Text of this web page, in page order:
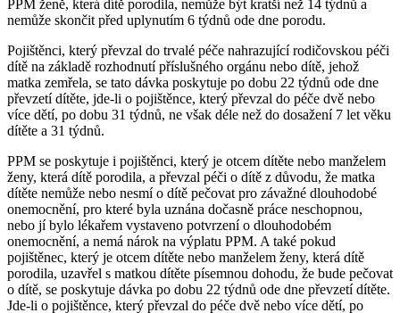
PPM ženě, která dítě porodila, nemůže být kratší než 14 týdnů a
nemůže skončit před uplynutím 6 týdnů ode dne porodu.
Pojištěnci, který převzal do trvalé péče nahrazující rodičovskou péči
dítě na základě rozhodnutí příslušného orgánu nebo dítě, jehož
matka zemřela, se tato dávka poskytuje po dobu 22 týdnů ode dne
převzetí dítěte, jde-li o pojištěnce, který převzal do péče dvě nebo
více dětí, po dobu 31 týdnů, ne však déle než do dosažení 7 let věku
dítěte a 31 týdnů.
PPM se poskytuje i pojištěnci, který je otcem dítěte nebo manželem
ženy, která dítě porodila, a převzal péči o dítě z důvodu, že matka
dítěte nemůže nebo nesmí o dítě pečovat pro závažné dlouhodobé
onemocnění, pro které byla uznána dočasně práce neschopnou,
nebo jí bylo lékařem vystaveno potvrzení o dlouhodobém
onemocnění, a nemá nárok na výplatu PPM. A také pokud
pojištěnec, který je otcem dítěte nebo manželem ženy, která dítě
porodila, uzavřel s matkou dítěte písemnou dohodu, že bude pečovat
o dítě, se poskytuje dávka po dobu 22 týdnů ode dne převzetí dítěte.
Jde-li o pojištěnce, který převzal do péče dvě nebo více dětí, po